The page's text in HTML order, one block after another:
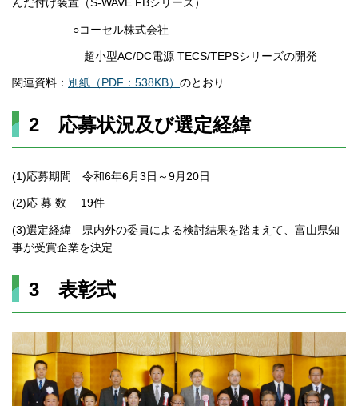
んだ付け装置（S-WAVE FBシリーズ）
○コーセル株式会社
超小型AC/DC電源 TECS/TEPSシリーズの開発
関連資料： 別紙（PDF：538KB） のとおり
2 応募状況及び選定経緯
(1)応募期間 令和6年6月3日～9月20日
(2)応 募 数 19件
(3)選定経緯 県内外の委員による検討結果を踏まえて、富山県知
事が受賞企業を決定
3 表彰式